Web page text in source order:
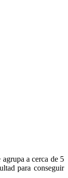
a cerca de 5
para conseguir